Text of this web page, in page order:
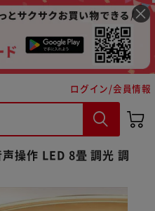
ログイン/会員情報
操作 LED 8畳 調光 調